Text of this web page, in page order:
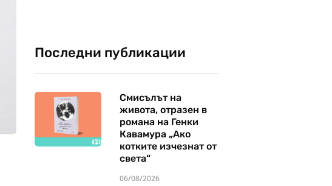
Последни публикации
Смисълът на
живота, отразен в
романа на Генки
Кавамура „Ако
котките изчезнат от
света“
06/08/2026